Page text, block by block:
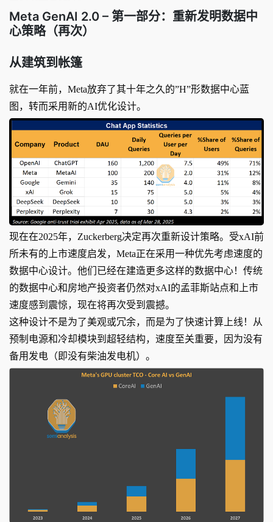
Meta GenAI 2.0 – 第一部分：重新发明数据中
心策略（再次）
从建筑到帐篷
就在一年前，Meta放弃了其十年之久的”H”形数据中心蓝
图，转而采用新的AI优化设计。
现在在2025年，Zuckerberg决定再次重新设计策略。受xAI前
所未有的上市速度启发，Meta正在采用一种优先考虑速度的
数据中心设计。他们已经在建造更多这样的数据中心！传统
的数据中心和房地产投资者仍然对xAI的孟菲斯站点和上市
速度感到震惊，现在将再次受到震撼。
这种设计不是为了美观或冗余，而是为了快速计算上线！从
预制电源和冷却模块到超轻结构，速度至关重要，因为没有
备用发电（即没有柴油发电机）。